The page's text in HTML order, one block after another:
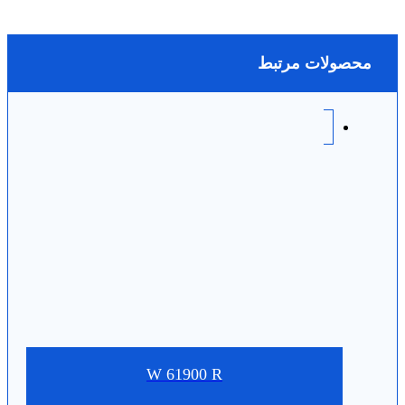
محصولات مرتبط
W 61900 R